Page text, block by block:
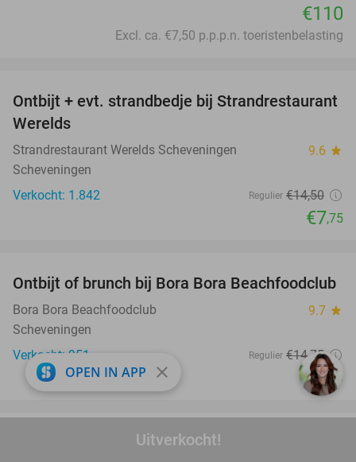
Uitverkocht!
€110
Excl. ca. €7,50 p.p.p.n. toeristenbelasting
47%
Ontbijt + evt. strandbedje bij Strandrestaurant
Werelds
Strandrestaurant Werelds Scheveningen 9.6 star
Scheveningen
Verkocht: 1.842
Regulier €14,50
€7,75
50%
Ontbijt of brunch bij Bora Bora Beachfoodclub
Bora Bora Beachfoodclub 9.7 star
Scheveningen
Verkocht: 951
Regulier €14,75
€7,40
Pizza naar keuze bij Strandpaviljoen Blue
OPEN IN APP close